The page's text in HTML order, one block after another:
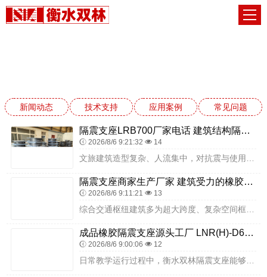
新闻动态 技术支持 应用案例 常见问题
隔震支座LRB700厂家电话 建筑结构隔震支座厂家电话 LNR900隔震橡胶支座生产加工
2026/8/6 9:21:32 14
隔震支座商家生产厂家 建筑受力的橡胶隔震支座厂家 LNR隔震支座500厂家
2026/8/6 9:11:21 13
成品橡胶隔震支座源头工厂 LNR(H)-D620X179隔震支座源头工厂 水平分散型隔震支座生产厂家
2026/8/6 9:00:06 12